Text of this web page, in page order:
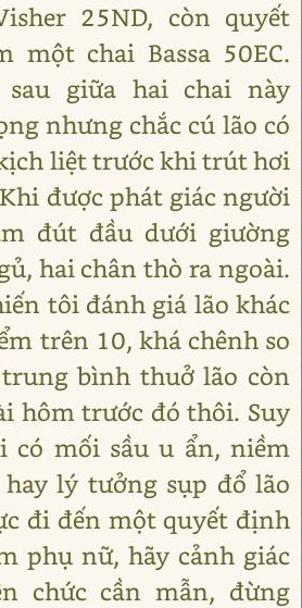
25ND, còn quyết
một chai Bassa 50EC.
giữa hai chai này
nhưng chắc cú lão có
liệt trước khi trút hơi
được phát giác người
đút đầu dưới giường
hai chân thò ra ngoài.
tôi đánh giá lão khác
trên 10, khá chênh so
bình thuở lão còn
hôm trước đó thôi. Suy
có mối sầu u ẩn, niềm
lý tưởng sụp đổ lão
đi đến một quyết định
phụ nữ, hãy cảnh giác
chức cần mẫn, đừng